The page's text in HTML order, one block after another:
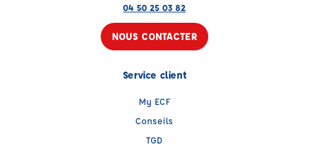
04 50 25 03 82
NOUS CONTACTER
Service client
My ECF
Conseils
TGD